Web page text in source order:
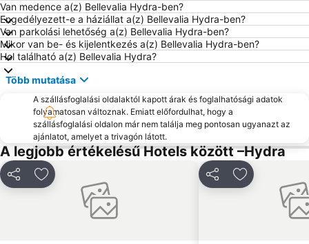
Van medence a(z) Bellevalia Hydra-ben?
Engedélyezett-e a háziállat a(z) Bellevalia Hydra-ben?
Van parkolási lehetőség a(z) Bellevalia Hydra-ben?
Mikor van be- és kijelentkezés a(z) Bellevalia Hydra-ben?
Hol található a(z) Bellevalia Hydra?
Több mutatása
A szállásfoglalási oldalaktól kapott árak és foglalhatósági adatok
folyamatosan változnak. Emiatt előfordulhat, hogy a
szállásfoglalási oldalon már nem találja meg pontosan ugyanazt az
ajánlatot, amelyet a trivagón látott.
A legjobb értékelésű Hotels között –Hydra
MegosztásHozzáadás a kedvencekhez MegosztásHozzáadás